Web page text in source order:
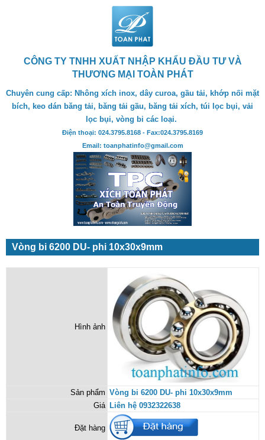
CÔNG TY TNHH XUẤT NHẬP KHẨU ĐẦU TƯ VÀ
THƯƠNG MẠI TOÀN PHÁT
Chuyên cung cấp: Nhông xích inox, dây curoa, gầu tải, khớp nối mặt
bích, keo dán băng tải, băng tải gầu, băng tải xích, túi lọc bụi, vải
lọc bụi, vòng bi các loại.
Điện thoại: 024.3795.8168 - Fax:024.3795.8169
Email: toanphatinfo@gmail.com
Vòng bi 6200 DU- phi 10x30x9mm
Hình ảnh
Sản phẩm Vòng bi 6200 DU- phi 10x30x9mm
Giá Liên hệ 0932322638
Đặt hàng